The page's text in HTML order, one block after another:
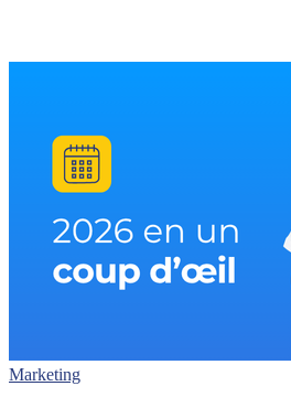
Marketing